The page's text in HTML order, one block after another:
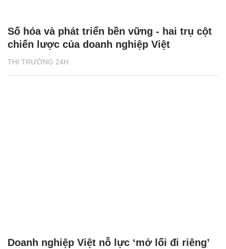
THỊ TRƯỜNG 24H
Số hóa và phát triển bền vững - hai trụ cột
chiến lược của doanh nghiệp Việt
Doanh nghiệp Việt nỗ lực ‘mở lối đi riêng’